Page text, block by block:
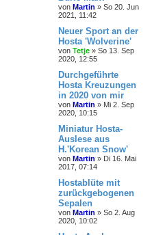
von Martin » So 20. Jun
2021, 11:42
Neuer Sport an der
Hosta 'Wolverine'
von Tetje » So 13. Sep
2020, 12:55
Durchgeführte
Hosta Kreuzungen
in 2020 von mir
von Martin » Mi 2. Sep
2020, 10:15
Miniatur Hosta-
Auslese aus
H.'Korean Snow'
von Martin » Di 16. Mai
2017, 07:14
Hostablüte mit
zurückgebogenen
Sepalen
von Martin » So 2. Aug
2020, 10:02